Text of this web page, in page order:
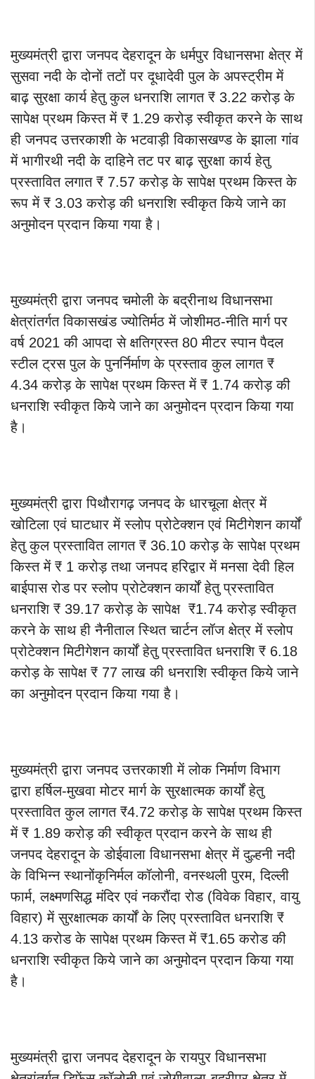
मुख्यमंत्री द्वारा जनपद देहरादून के धर्मपुर विधानसभा क्षेत्र में
सुसवा नदी के दोनों तटों पर दूधादेवी पुल के अपस्ट्रीम में
बाढ़ सुरक्षा कार्य हेतु कुल धनराशि लागत ₹ 3.22 करोड़ के
सापेक्ष प्रथम किस्त में ₹ 1.29 करोड़ स्वीकृत करने के साथ
ही जनपद उत्तरकाशी के भटवाड़ी विकासखण्ड के झाला गांव
में भागीरथी नदी के दाहिने तट पर बाढ़ सुरक्षा कार्य हेतु
प्रस्तावित लगात ₹ 7.57 करोड़ के सापेक्ष प्रथम किस्त के
रूप में ₹ 3.03 करोड़ की धनराशि स्वीकृत किये जाने का
अनुमोदन प्रदान किया गया है।
मुख्यमंत्री द्वारा जनपद चमोली के बद्रीनाथ विधानसभा
क्षेत्रांतर्गत विकासखंड ज्योतिर्मठ में जोशीमठ-नीति मार्ग पर
वर्ष 2021 की आपदा से क्षतिग्रस्त 80 मीटर स्पान पैदल
स्टील ट्रस पुल के पुनर्निर्माण के प्रस्ताव कुल लागत ₹
4.34 करोड़ के सापेक्ष प्रथम किस्त में ₹ 1.74 करोड़ की
धनराशि स्वीकृत किये जाने का अनुमोदन प्रदान किया गया
है।
मुख्यमंत्री द्वारा पिथौरागढ़ जनपद के धारचूला क्षेत्र में
खोटिला एवं घाटधार में स्लोप प्रोटेक्शन एवं मिटीगेशन कार्यों
हेतु कुल प्रस्तावित लागत ₹ 36.10 करोड़ के सापेक्ष प्रथम
किस्त में ₹ 1 करोड़ तथा जनपद हरिद्वार में मनसा देवी हिल
बाईपास रोड पर स्लोप प्रोटेक्शन कार्यों हेतु प्रस्तावित
धनराशि ₹ 39.17 करोड़ के सापेक्ष ₹1.74 करोड़ स्वीकृत
करने के साथ ही नैनीताल स्थित चार्टन लॉज क्षेत्र में स्लोप
प्रोटेक्शन मिटीगेशन कार्यों हेतु प्रस्तावित धनराशि ₹ 6.18
करोड़ के सापेक्ष ₹ 77 लाख की धनराशि स्वीकृत किये जाने
का अनुमोदन प्रदान किया गया है।
मुख्यमंत्री द्वारा जनपद उत्तरकाशी में लोक निर्माण विभाग
द्वारा हर्षिल-मुखवा मोटर मार्ग के सुरक्षात्मक कार्यों हेतु
प्रस्तावित कुल लागत ₹4.72 करोड़ के सापेक्ष प्रथम किस्त
में ₹ 1.89 करोड़ की स्वीकृत प्रदान करने के साथ ही
जनपद देहरादून के डोईवाला विधानसभा क्षेत्र में दुल्हनी नदी
के विभिन्न स्थानोंकृनिर्मल कॉलोनी, वनस्थली पुरम, दिल्ली
फार्म, लक्ष्मणसिद्ध मंदिर एवं नकरौंदा रोड (विवेक विहार, वायु
विहार) में सुरक्षात्मक कार्यों के लिए प्रस्तावित धनराशि ₹
4.13 करोड के सापेक्ष प्रथम किस्त में ₹1.65 करोड की
धनराशि स्वीकृत किये जाने का अनुमोदन प्रदान किया गया
है।
मुख्यमंत्री द्वारा जनपद देहरादून के रायपुर विधानसभा